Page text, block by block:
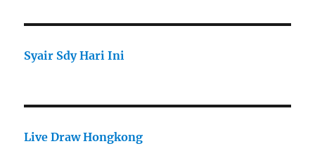
Syair Sdy Hari Ini
Live Draw Hongkong